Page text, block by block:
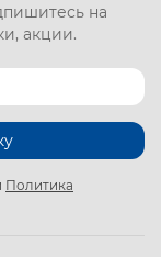
на
акции.
Политика